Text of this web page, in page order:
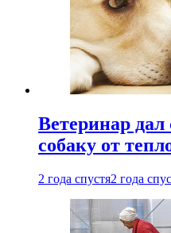
Ветеринар дал
собаку от
2 года спустя2 года